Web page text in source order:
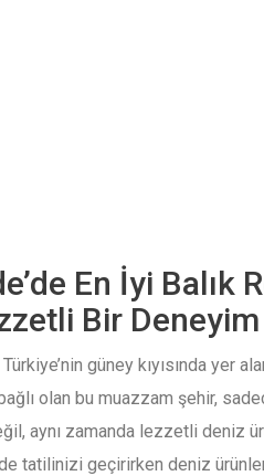
En İyi Balık
Bir
güney kıyısında yer
olan bu muazzam şehir,
aynı zamanda lezzetli deniz
tatilinizi geçirirken deniz